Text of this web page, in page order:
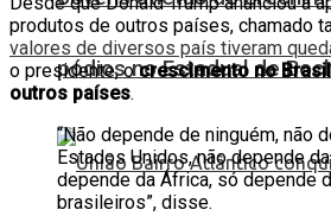
pódios no Estadual de
produtos de outros países, chamado
valores de diversos país tiveram
o presidente, ocrescimento no
outros países.
“Não depende de ninguém, não
Estados Unidos, não depende
depende da África, só depende
brasileiros”, disse.